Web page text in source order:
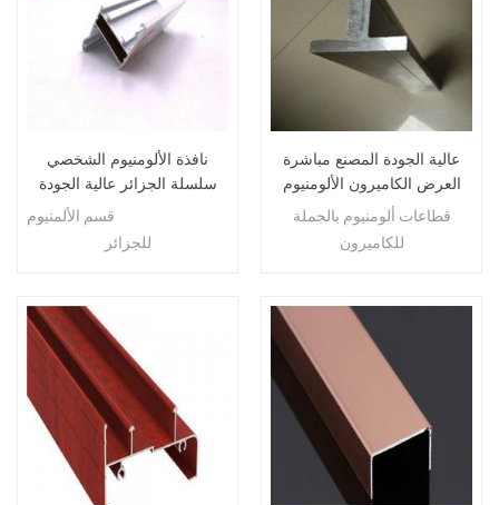
نافذة الألومنيوم الشخصي
سلسلة الجزائر عالية الجودة
قسم الألمنيوم Shengxin الرسم
للجزائر
عالية الجودة المصنع مباشرة
العرض الكاميرون الألومنيوم
الشخصي
قطاعات ألومنيوم بالجملة
للكاميرون